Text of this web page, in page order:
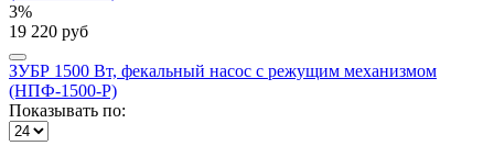
3%
19 220 руб
ЗУБР 1500 Вт, фекальный насос с режущим механизмом
(НПФ-1500-Р)
Показывать по: